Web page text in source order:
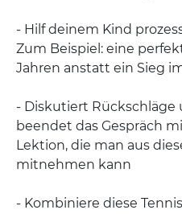
- Hilf deinem Kind
Zum Beispiel: eine
Jahren anstatt ein Sieg
- Diskutiert Rückschläge
beendet das Gespräch
Lektion, die man aus
mitnehmen kann
- Kombiniere diese